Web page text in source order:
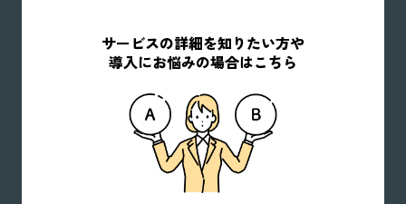
サービスの詳細を知りたい方や
導入にお悩みの場合はこちら